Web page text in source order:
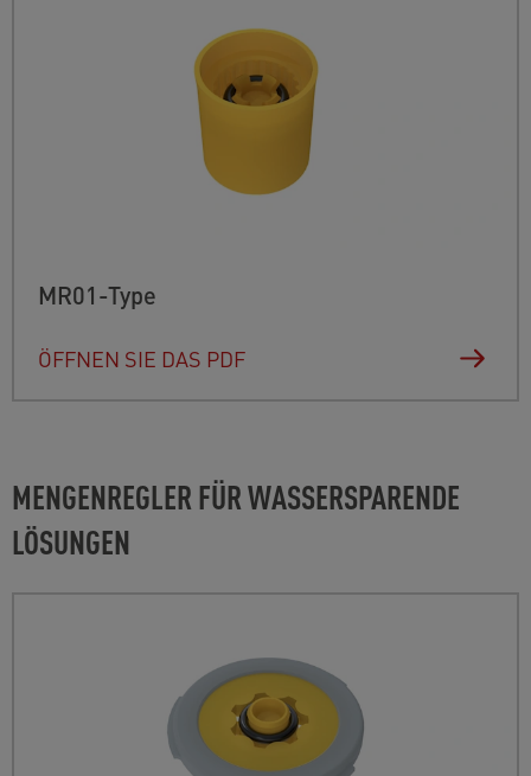
MR01-Type
ÖFFNEN SIE DAS PDF
MENGENREGLER FÜR WASSERSPARENDE
LÖSUNGEN